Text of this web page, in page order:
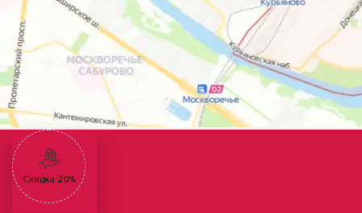
Скидка 20%